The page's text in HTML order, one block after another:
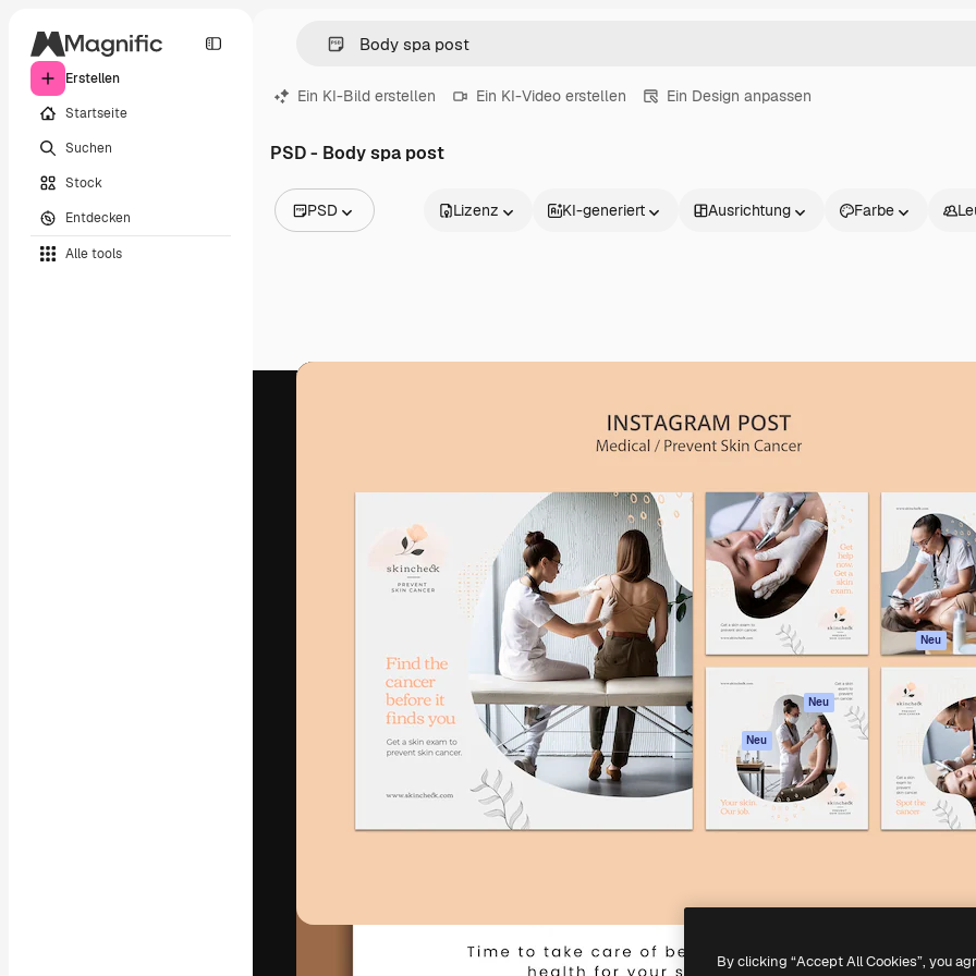
Erstellen
Startseite
Suchen
Stock
Entdecken
Alle tools
Ein KI-Bild erstellen Ein KI-Video erstellen Ein Design anpassen
PSD - Body spa post
PSD
Videos
Lizenz KI-generiert Ausrichtung Farbe
Die kreative Plattform, um deine beste
Arbeit zu verwirklichen. Mehr als 1 Million
Abonnenten unter Kreativen, Unternehmen,
Agenturen und Studios.
Deutsch
Spaces
KI-Assistent
KI-Bildgenerator
KI-Videogenerator
KI-
Stimmengenerator
Stock-Inhalte
MCP für
Claude/ChatGPT
Neu
Agenten Neu
API
Mobile App
Alle Magnific-Tools
Academy
Dokumentation
Support
Neu
Cookie-Richtlinie
Partner
Unternehmen
By clicking “Accept All Cookies”, you